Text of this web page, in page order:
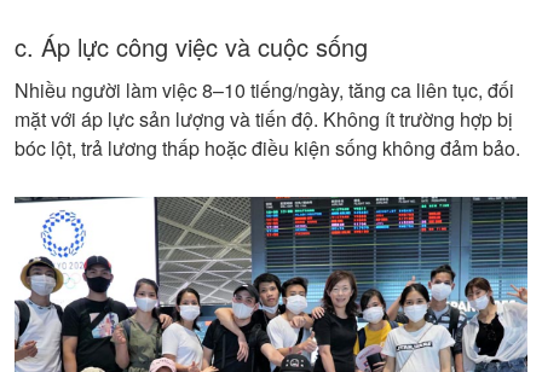
c. Áp lực công việc và cuộc sống
Nhiều người làm việc 8–10 tiếng/ngày, tăng ca liên tục, đối
mặt với áp lực sản lượng và tiến độ. Không ít trường hợp bị
bóc lột, trả lương thấp hoặc điều kiện sống không đảm bảo.